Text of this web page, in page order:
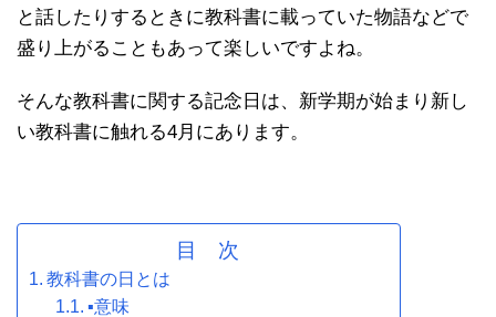
と話したりするときに教科書に載っていた物語などで
盛り上がることもあって楽しいですよね。
そんな教科書に関する記念日は、新学期が始まり新し
い教科書に触れる4月にあります。
目 次
教科書の日とは
▪意味